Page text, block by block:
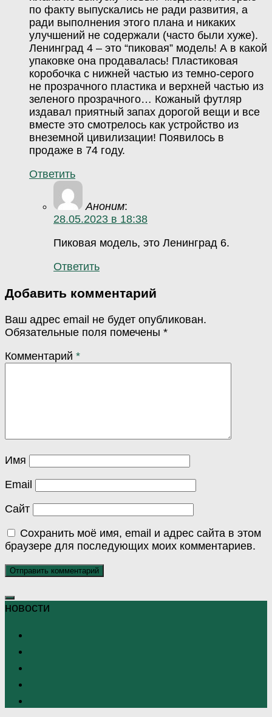
по факту выпускались не ради развития, а
ради выполнения этого плана и никаких
улучшений не содержали (часто были хуже).
Ленинград 4 – это “пиковая” модель! А в какой
упаковке она продавалась! Пластиковая
коробочка с нижней частью из темно-серого
не прозрачного пластика и верхней частью из
зеленого прозрачного… Кожаный футляр
издавал приятный запах дорогой вещи и все
вместе это смотрелось как устройство из
внеземной цивилизации! Появилось в
продаже в 74 году.
Ответить
Аноним:
28.05.2023 в 18:38
Пиковая модель, это Ленинград 6.
Ответить
Добавить комментарий
Ваш адрес email не будет опубликован.
Обязательные поля помечены *
Комментарий *
Имя
Email
Сайт
Сохранить моё имя, email и адрес сайта в этом
браузере для последующих моих комментариев.